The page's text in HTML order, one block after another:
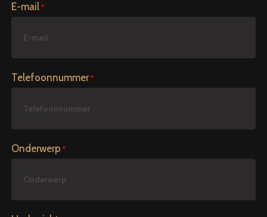
E-mail
Telefoonnummer
Onderwerp